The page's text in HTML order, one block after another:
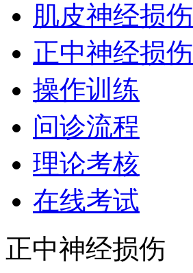
肌皮神经损伤
正中神经损伤
操作训练
问诊流程
理论考核
在线考试
正中神经损伤